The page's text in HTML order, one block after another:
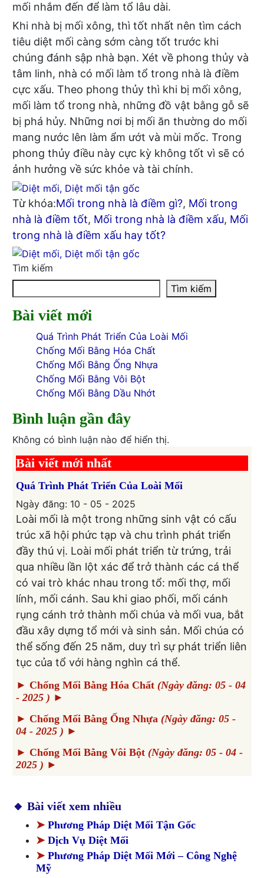
mối nhắm đến để làm tổ lâu dài.
Khi nhà bị mối xông, thì tốt nhất nên tìm cách
tiêu diệt mối càng sớm càng tốt trước khi
chúng đánh sập nhà bạn. Xét về phong thủy và
tâm linh, nhà có mối làm tổ trong nhà là điềm
cực xấu. Theo phong thủy thì khi bị mối xông,
mối làm tổ trong nhà, những đồ vật bằng gỗ sẽ
bị phá hủy. Những nơi bị mối ăn thường do mối
mang nước lên làm ẩm ướt và mùi mốc. Trong
phong thủy điều này cực kỳ không tốt vì sẽ có
ảnh hưởng về sức khỏe và tài chính.
Từ khóa:Mối trong nhà là điềm gì?, Mối trong
nhà là điềm tốt, Mối trong nhà là điềm xấu, Mối
trong nhà là điềm xấu hay tốt?
Tìm kiếm
Tìm kiếm
Bài viết mới
Quá Trình Phát Triển Của Loài Mối
Chống Mối Bằng Hóa Chất
Chống Mối Bằng Ống Nhựa
Chống Mối Bằng Vôi Bột
Chống Mối Bằng Dầu Nhớt
Bình luận gần đây
Không có bình luận nào để hiển thị.
Bài viết mới nhất
Quá Trình Phát Triển Của Loài Mối
Ngày đăng: 10 - 05 - 2025
Loài mối là một trong những sinh vật có cấu
trúc xã hội phức tạp và chu trình phát triển
đầy thú vị. Loài mối phát triển từ trứng, trải
qua nhiều lần lột xác để trở thành các cá thể
có vai trò khác nhau trong tổ: mối thợ, mối
lính, mối cánh. Sau khi giao phối, mối cánh
rụng cánh trở thành mối chúa và mối vua, bắt
đầu xây dựng tổ mới và sinh sản. Mối chúa có
thể sống đến 25 năm, duy trì sự phát triển liên
tục của tổ với hàng nghìn cá thể.
► Chống Mối Bằng Hóa Chất (Ngày đăng: 05 - 04
- 2025 ) ►
► Chống Mối Bằng Ống Nhựa (Ngày đăng: 05 -
04 - 2025 ) ►
► Chống Mối Bằng Vôi Bột (Ngày đăng: 05 - 04 -
2025 ) ►
🔸 Bài viết xem nhiều
➤ Phương Pháp Diệt Mối Tận Gốc
➤ Dịch Vụ Diệt Mối
➤ Phương Pháp Diệt Mối Mới – Công Nghệ
Mỹ